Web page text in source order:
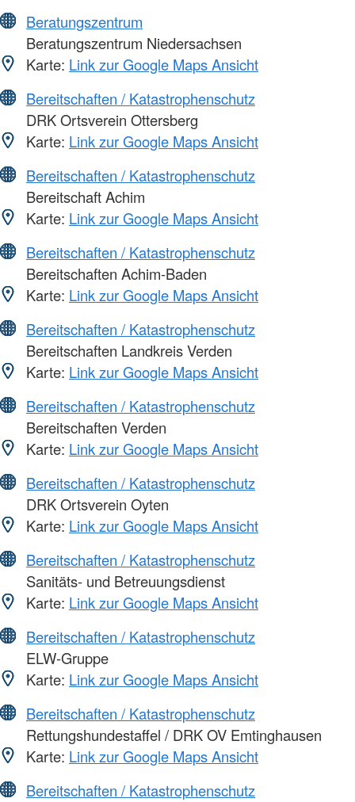
Beratungszentrum
Beratungszentrum Niedersachsen
Karte: Link zur Google Maps Ansicht
Bereitschaften / Katastrophenschutz
DRK Ortsverein Ottersberg
Karte: Link zur Google Maps Ansicht
Bereitschaften / Katastrophenschutz
Bereitschaft Achim
Karte: Link zur Google Maps Ansicht
Bereitschaften / Katastrophenschutz
Bereitschaften Achim-Baden
Karte: Link zur Google Maps Ansicht
Bereitschaften / Katastrophenschutz
Bereitschaften Landkreis Verden
Karte: Link zur Google Maps Ansicht
Bereitschaften / Katastrophenschutz
Bereitschaften Verden
Karte: Link zur Google Maps Ansicht
Bereitschaften / Katastrophenschutz
DRK Ortsverein Oyten
Karte: Link zur Google Maps Ansicht
Bereitschaften / Katastrophenschutz
Sanitäts- und Betreuungsdienst
Karte: Link zur Google Maps Ansicht
Bereitschaften / Katastrophenschutz
ELW-Gruppe
Karte: Link zur Google Maps Ansicht
Bereitschaften / Katastrophenschutz
Rettungshundestaffel / DRK OV Emtinghausen
Karte: Link zur Google Maps Ansicht
Bereitschaften / Katastrophenschutz